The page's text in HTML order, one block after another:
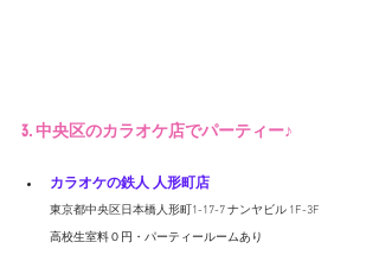
3. 中央区のカラオケ店でパーティー♪
カラオケの鉄人 人形町店
東京都中央区日本橋人形町1-17-7 ナンヤビル 1F-3F
高校生室料０円・パーティールームあり